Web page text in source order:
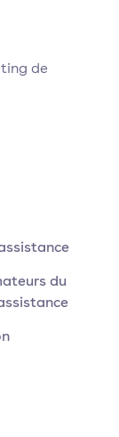
de
du